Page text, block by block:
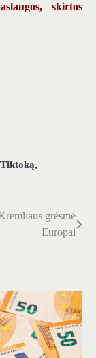
skirtos
Tiktoką,
grėsmė
Europai